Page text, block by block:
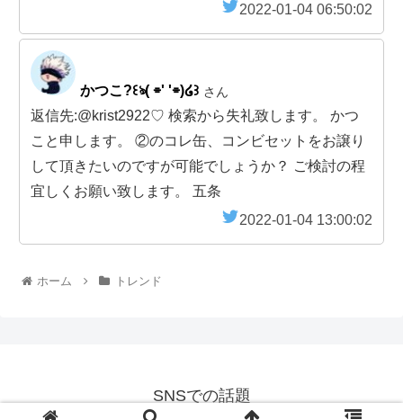
2022-01-04 06:50:02
かつこ?꒰ঌ( ⌯' '⌯)໒꒱ さん
返信先:@krist2922♡ 検索から失礼致します。 かつ
こと申します。 ②のコレ缶、コンビセットをお譲り
して頂きたいのですが可能でしょうか？ ご検討の程
宜しくお願い致します。 五条
2022-01-04 13:00:02
ホーム トレンド
SNSでの話題